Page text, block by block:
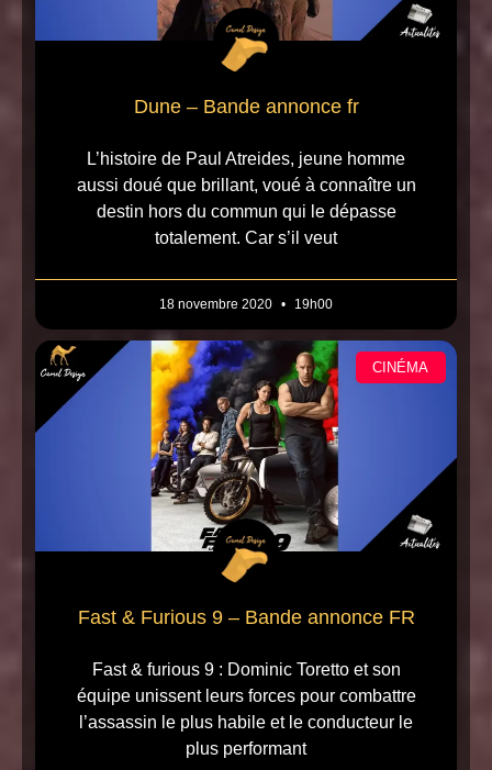
Dune – Bande annonce fr
L’histoire de Paul Atreides, jeune homme
aussi doué que brillant, voué à connaître un
destin hors du commun qui le dépasse
totalement. Car s’il veut
18 novembre 2020 19h00
CINÉMA
Fast & Furious 9 – Bande annonce FR
Fast & furious 9 : Dominic Toretto et son
équipe unissent leurs forces pour combattre
l’assassin le plus habile et le conducteur le
plus performant